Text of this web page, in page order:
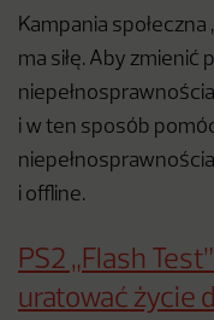
Kampania społeczna
ma siłę. Aby zmienić
i w ten sposób
i offline.
PS2 „Flash
uratować życie